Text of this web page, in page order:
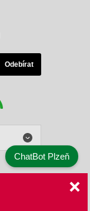
ChatBot Plzeň